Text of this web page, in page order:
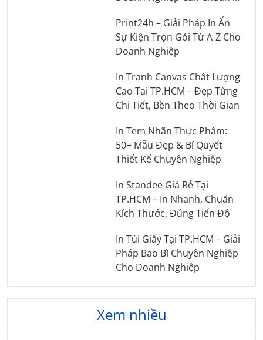
Print24h – Giải Pháp In Ấn
Sự Kiện Trọn Gói Từ A-Z Cho
Doanh Nghiệp
In Tranh Canvas Chất Lượng
Cao Tại TP.HCM – Đẹp Từng
Chi Tiết, Bền Theo Thời Gian
In Tem Nhãn Thực Phẩm:
50+ Mẫu Đẹp & Bí Quyết
Thiết Kế Chuyên Nghiệp
In Standee Giá Rẻ Tại
TP.HCM – In Nhanh, Chuẩn
Kích Thước, Đúng Tiến Độ
In Túi Giấy Tại TP.HCM – Giải
Pháp Bao Bì Chuyên Nghiệp
Cho Doanh Nghiệp
Xem nhiều